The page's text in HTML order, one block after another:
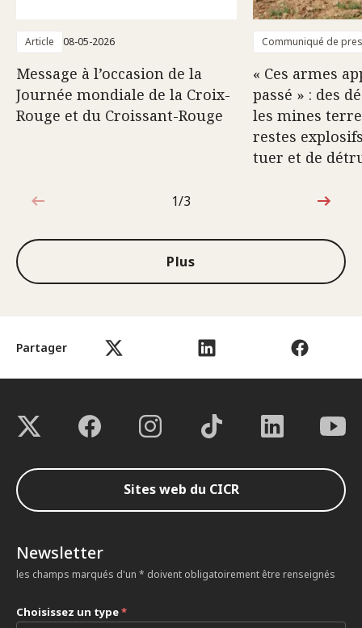
Partager
Article 08-05-2026
Message à l’occasion de la
Journée mondiale de la Croix-
Rouge et du Croissant-Rouge
Communiqué de
« Ces armes
passé » : des
les mines
restes
tuer et de
1sur3
1/3
Plus
Sites web du CICR
Newsletter
les champs marqués d'un * doivent obligatoirement être renseignés
Choisissez un type*